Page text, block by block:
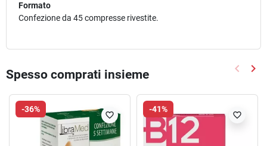
Formato
Confezione da 45 compresse rivestite.
Spesso comprati insieme keyboard_arrow_left keyboard_arrow_right
-36%
favorite_border
-41%
favorite_border